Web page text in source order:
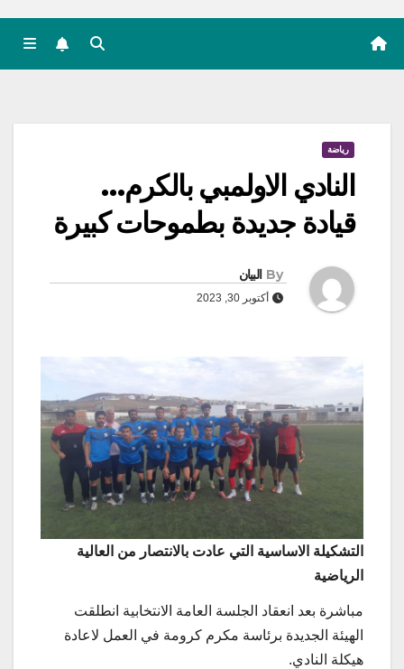
رياضة
النادي الاولمبي بالكرم…
قيادة جديدة بطموحات كبيرة
By البيان
أكتوبر 30, 2023
التشكيلة الاساسية التي عادت بالانتصار من العالية
الرياضية
مباشرة بعد انعقاد الجلسة العامة الانتخابية انطلقت
الهيئة الجديدة برئاسة مكرم كرومة في العمل لاعادة
هيكلة النادي.